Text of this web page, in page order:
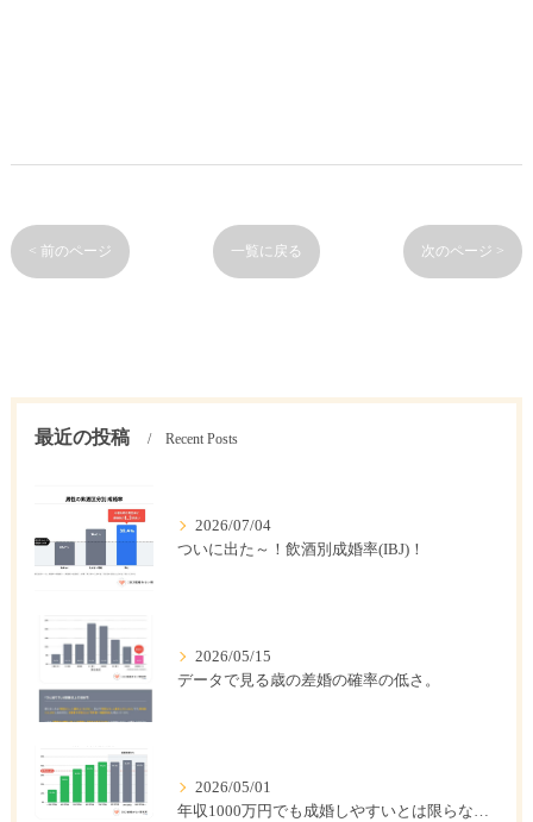
< 前のページ 一覧に戻る 次のページ >
最近の投稿 Recent Posts
2026/07/04
ついに出た～！飲酒別成婚率(IBJ)！
2026/05/15
データで見る歳の差婚の確率の低さ。
2026/05/01
年収1000万円でも成婚しやすいとは限らない? 「年収帯別の成婚率」のリアル